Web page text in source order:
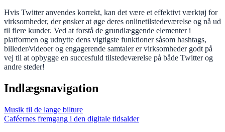
Hvis Twitter anvendes korrekt, kan det være et effektivt værktøj for
virksomheder, der ønsker at øge deres onlinetilstedeværelse og nå ud
til flere kunder. Ved at forstå de grundlæggende elementer i
platformen og udnytte dens vigtigste funktioner såsom hashtags,
billeder/videoer og engagerende samtaler er virksomheder godt på
vej til at opbygge en succesfuld tilstedeværelse på både Twitter og
andre steder!
Indlægsnavigation
Musik til de lange bilture
Caféernes fremgang i den digitale tidsalder